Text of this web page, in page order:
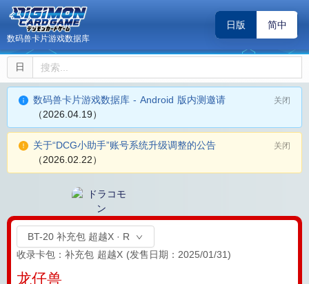
数码兽卡片游戏数据库
日版 简中
日
数码兽卡片游戏数据库 - Android 版内测邀请
（2026.04.19）
关闭
关于“DCG小助手”账号系统升级调整的公告
（2026.02.22）
关闭
收录卡包：补充包 超越X (发售日期：2025/01/31)
BT-20 补充包 超越X · R
龙仔兽